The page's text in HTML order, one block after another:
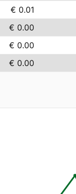
€ 0.01
€ 0.00
€ 0.00
€ 0.00